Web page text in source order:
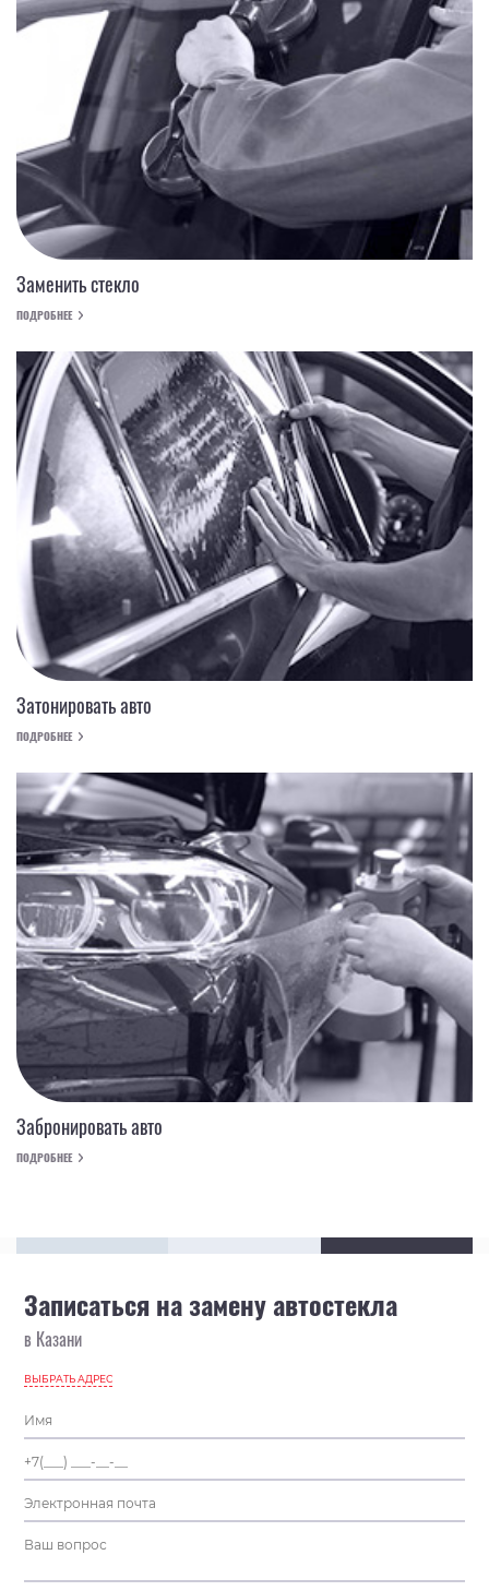
Заменить стекло
ПОДРОБНЕЕ
Затонировать авто
ПОДРОБНЕЕ
Забронировать авто
ПОДРОБНЕЕ
Записаться на замену автостекла
в Казани
ВЫБРАТЬ АДРЕС